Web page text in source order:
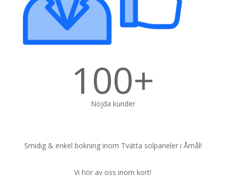
100+
Nöjda kunder
Smidig & enkel bokning inom Tvätta solpaneler i Åmål!
Vi hör av oss inom kort!